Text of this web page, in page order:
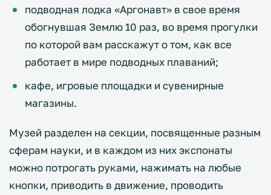
подводная лодка «Аргонавт» в свое время
обогнувшая Землю 10 раз, во время прогулки
по которой вам расскажут о том, как все
работает в мире подводных плаваний;
кафе, игровые площадки и сувенирные
магазины.
Музей разделен на секции, посвященные разным
сферам науки, и в каждом из них экспонаты
можно потрогать руками, нажимать на любые
кнопки, приводить в движение, проводить